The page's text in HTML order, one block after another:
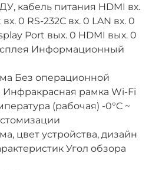
кабель питания HDMI вх.
0 RS-232C вх. 0 LAN вх. 0
Port вых. 0 HDMI вых. 0
Информационный
Без операционной
рамка Wi-Fi
(рабочая) -0°C ~
цвет устройства, дизайн
Угол обзора